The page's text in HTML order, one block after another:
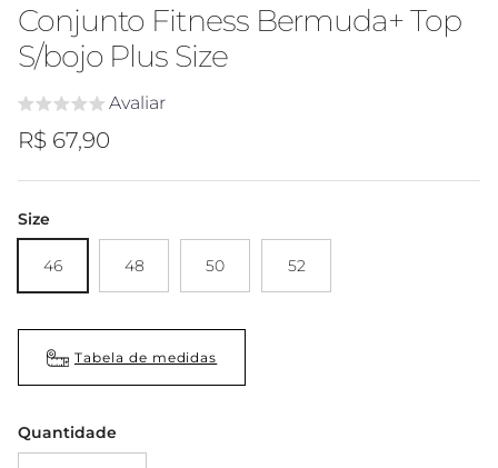
Conjunto Fitness Bermuda+ Top
S/bojo Plus Size
Avaliar
Preço regular
R$ 67,90
Size
46 48 50 52
Tabela de medidas
Quantidade